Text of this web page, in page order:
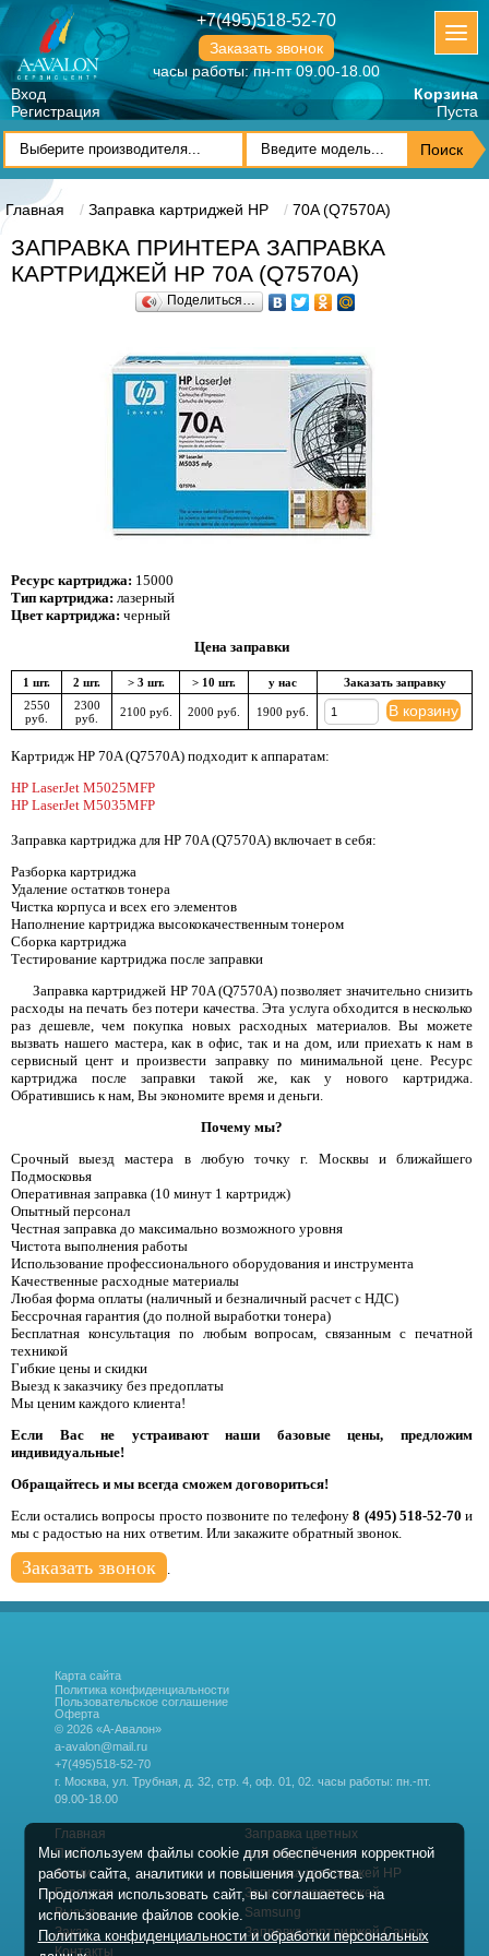
+7(495)518-52-70
Заказать звонок
часы работы: пн-пт 09.00-18.00
Вход
Регистрация
Корзина
Пуста
Главная Заправка картриджей HP 70A (Q7570A)
ЗАПРАВКА ПРИНТЕРА ЗАПРАВКА
КАРТРИДЖЕЙ HP 70A (Q7570A)
Поделиться…
Ресурс картриджа: 15000
Тип картриджа: лазерный
Цвет картриджа: черный
Цена заправки
1 шт. 2 шт. > 3 шт. > 10 шт. у нас
Заказать заправку
2550
руб.
2300
руб.
2100 руб. 2000 руб. 1900 руб. В корзину
Картридж HP 70A (Q7570A) подходит к аппаратам:
HP LaserJet M5025MFP
HP LaserJet M5035MFP
Заправка картриджа для HP 70A (Q7570A) включает в себя:
Разборка картриджа
Удаление остатков тонера
Чистка корпуса и всех его элементов
Наполнение картриджа высококачественным тонером
Сборка картриджа
Тестирование картриджа после заправки
Заправка картриджей HP 70A (Q7570A) позволяет значительно снизить
расходы на печать без потери качества. Эта услуга обходится в несколько
раз дешевле, чем покупка новых расходных материалов. Вы можете
вызвать нашего мастера, как в офис, так и на дом, или приехать к нам в
сервисный цент и произвести заправку по минимальной цене. Ресурс
картриджа после заправки такой же, как у нового картриджа.
Обратившись к нам, Вы экономите время и деньги.
Почему мы?
Срочный выезд мастера в любую точку г. Москвы и ближайшего
Подмосковья
Оперативная заправка (10 минут 1 картридж)
Опытный персонал
Честная заправка до максимально возможного уровня
Чистота выполнения работы
Использование профессионального оборудования и инструмента
Качественные расходные материалы
Любая форма оплаты (наличный и безналичный расчет с НДС)
Бессрочная гарантия (до полной выработки тонера)
Бесплатная консультация по любым вопросам, связанным с печатной
техникой
Гибкие цены и скидки
Выезд к заказчику без предоплаты
Мы ценим каждого клиента!
Если Вас не устраивают наши базовые цены, предложим
индивидуальные!
Обращайтесь и мы всегда сможем договориться!
Если остались вопросы просто позвоните по телефону8 (495) 518-52-70 и
мы с радостью на них ответим. Или закажите обратный звонок.
Заказать звонок .
Карта сайта
Политика конфиденциальности
Пользовательское соглашение
Оферта
© 2026 «А-Авалон»
a-avalon@mail.ru
+7(495)518-52-70
г. Москва, ул. Трубная, д. 32, стр. 4, оф. 01, 02. часы работы: пн.-пт.
09.00-18.00
Главная
Прайс
Акции
Гарантии
Выезд
Заказ
Контакты
Заправка цветных
картриджей
Заправка картриджей HP
Заправка картриджей
Samsung
Заправка картриджей Canon
Мы используем файлы cookie для обеспечения корректной
работы сайта, аналитики и повышения удобства.
Продолжая использовать сайт, вы соглашаетесь на
использование файлов cookie.
Политика конфиденциальности и обработки персональных